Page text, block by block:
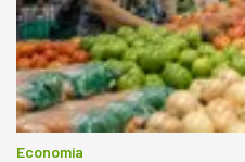
Economia